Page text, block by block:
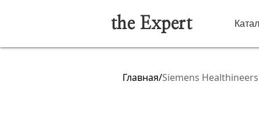
the Expert
Главная/Siemens Healthineers